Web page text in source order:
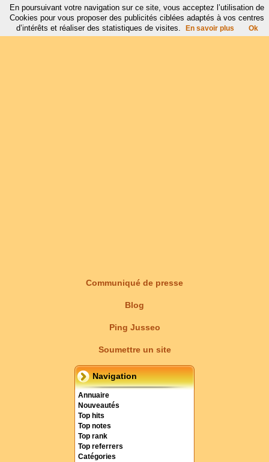
Communiqué de presse
Blog
Ping Jusseo
Soumettre un site
Navigation
Annuaire
Nouveautés
Top hits
Top notes
Top rank
Top referrers
Catégories
En poursuivant votre navigation sur ce site, vous acceptez l’utilisation de
Cookies pour vous proposer des publicités ciblées adaptés à vos centres
d’intérêts et réaliser des statistiques de visites.
En savoir plus Ok